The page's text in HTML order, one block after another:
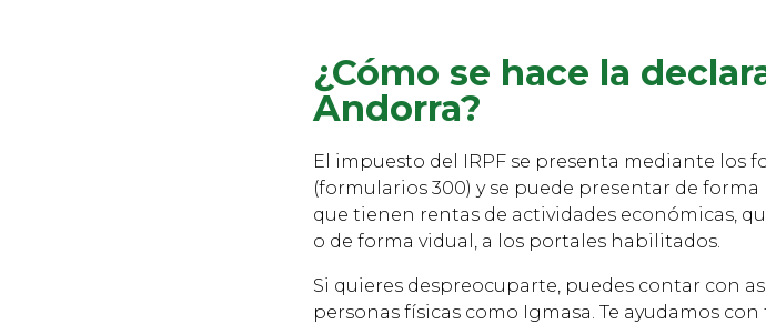
¿Cómo se hace la
Andorra?
El impuesto del IRPF se presenta mediante
(formularios 300) y se puede presentar de
que tienen rentas de actividades económicas,
o de forma vidual, a los portales habilitados.
Si quieres despreocuparte, puedes contar con
personas físicas como Igmasa. Te ayudamos